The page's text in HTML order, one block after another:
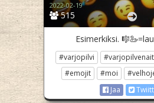
515
2022-02-19
Esimerkiksi.
#varjopilvi
#emojit
#moi
Jaa